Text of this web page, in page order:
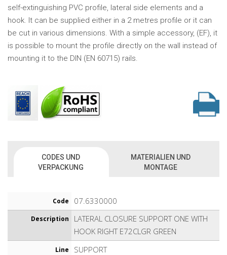
self-extinguishing PVC profile, lateral side elements and a
hook. It can be supplied either in a 2 metres profile or it can
be cut in various dimensions. With a simple accessory, (EF), it
is possible to mount the profile directly on the wall instead of
mounting it to the DIN (EN 60715) rails.
CODES UND
VERPACKUNG
MATERIALIEN UND
MONTAGE
Code 07.6330000
Description
LATERAL CLOSURE SUPPORT ONE WITH
HOOK RIGHT E72CLGR GREEN
Line SUPPORT